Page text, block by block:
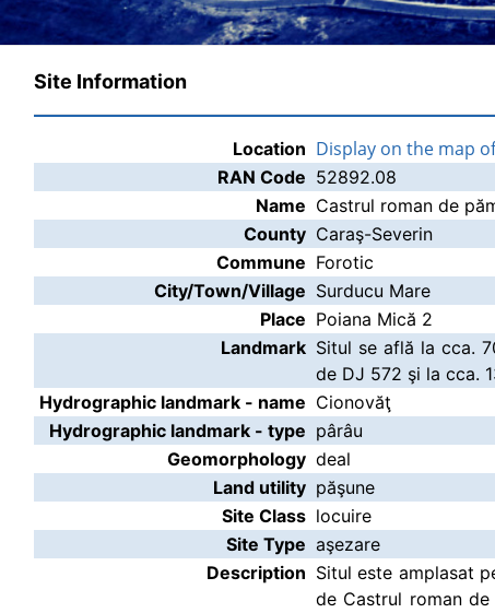
Site Information
Location Display on the map
RAN Code 52892.08
Name Castrul roman de
County Caraş-Severin
Commune Forotic
City/Town/Village Surducu Mare
Place Poiana Mică 2
Landmark Situl se află la cca.
de DJ 572 şi la cca.
Hydrographic landmark - name Cionovăţ
Hydrographic landmark - type pârâu
Geomorphology deal
Land utility păşune
Site Class locuire
Site Type aşezare
Description Situl este amplasat
de Castrul roman